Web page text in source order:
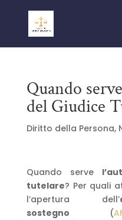
Quando
del Giudice
Diritto della Persona,
Quando serve
tutelare? Per quali
l’apertura dell’
sostegno (